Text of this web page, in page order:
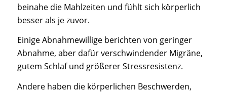
beinahe die Mahlzeiten und fühlt sich körperlich
besser als je zuvor.
Einige Abnahmewillige berichten von geringer
Abnahme, aber dafür verschwindender Migräne,
gutem Schlaf und größerer Stressresistenz.
Andere haben die körperlichen Beschwerden,